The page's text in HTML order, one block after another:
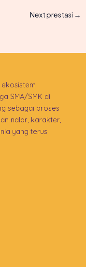
Next prestasi →
SMA/SMK di
sebagai proses
nalar, karakter,
yang terus